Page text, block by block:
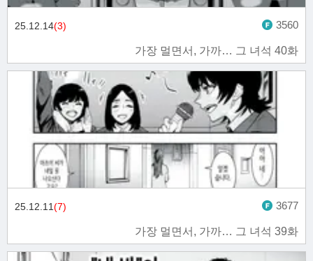
가장 멀면서, 가까… 그 녀석 40화
25.12.14(3) 3560
가장 멀면서, 가까… 그 녀석 39화
25.12.11(7) 3677